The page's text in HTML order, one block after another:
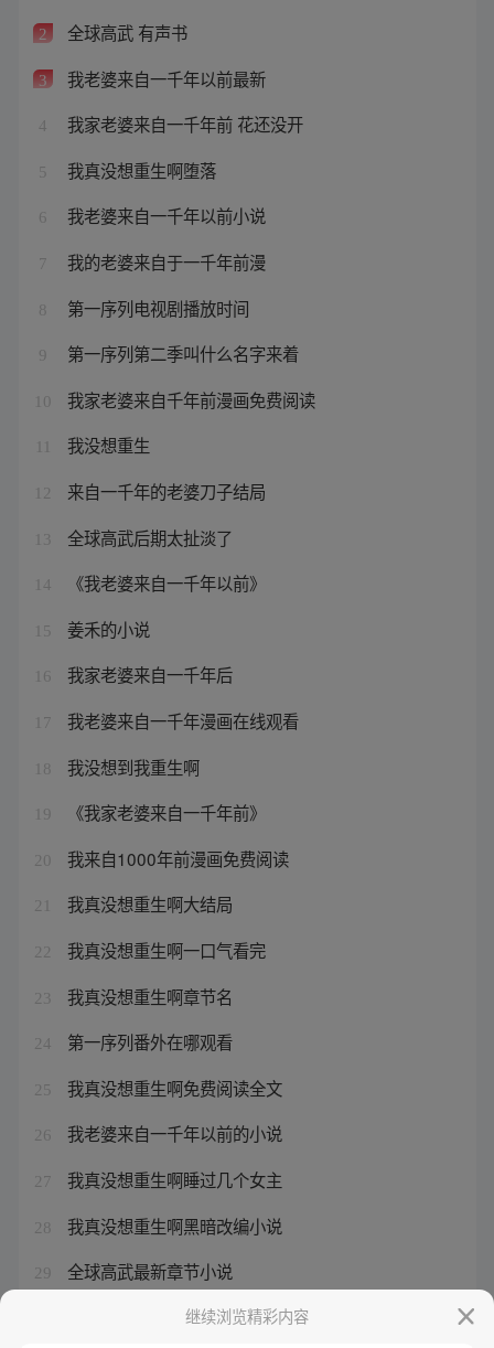
2 全球高武 有声书
3 我老婆来自一千年以前最新
4 我家老婆来自一千年前 花还没开
5 我真没想重生啊堕落
6 我老婆来自一千年以前小说
7 我的老婆来自于一千年前漫
8 第一序列电视剧播放时间
9 第一序列第二季叫什么名字来着
10 我家老婆来自千年前漫画免费阅读
我没想重生
12 来自一千年的老婆刀子结局
13 全球高武后期太扯淡了
14 《我老婆来自一千年以前》
15 姜禾的小说
16 我家老婆来自一千年后
17 我老婆来自一千年漫画在线观看
18 我没想到我重生啊
19 《我家老婆来自一千年前》
20 我来自1000年前漫画免费阅读
21 我真没想重生啊大结局
22 我真没想重生啊一口气看完
23 我真没想重生啊章节名
24 第一序列番外在哪观看
25 我真没想重生啊免费阅读全文
26 我老婆来自一千年以前的小说
27 我真没想重生啊睡过几个女主
28 我真没想重生啊黑暗改编小说
29 全球高武最新章节小说
老婆来自一千年以前的小说
继续浏览精彩内容